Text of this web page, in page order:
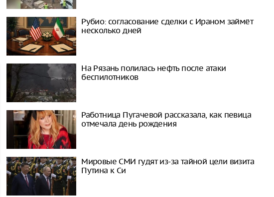
Рубио: согласование сделки с Ираном займёт
несколько дней
На Рязань полилась нефть после атаки
беспилотников
Работница Пугачевой рассказала, как певица
отмечала день рождения
Мировые СМИ гудят из-за тайной цели визита
Путина к Си